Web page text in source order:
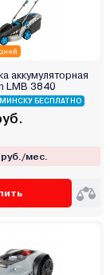
аккумуляторная
LMB 3840
БЕСПЛАТНО
мес.